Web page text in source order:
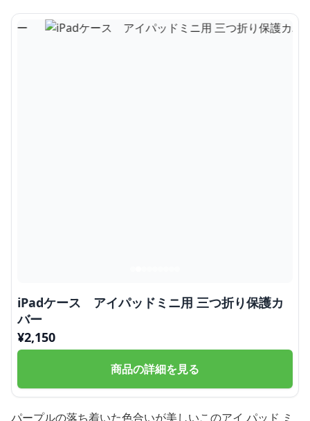
iPadケース アイパッドミニ用 三つ折り保護カ
バー
¥2,150
商品の詳細を見る
パープルの落ち着いた色合いが美しいこのアイ パッド ミ